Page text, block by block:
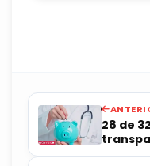
28 de